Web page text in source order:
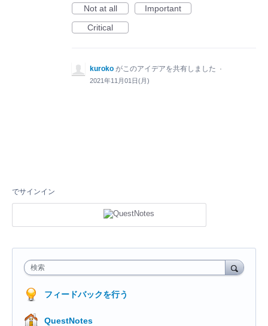
Not at all
Important
Critical
kuroko がこのアイデアを共有しました ·
2021年11月01日(月)
でサインイン
検索
フィードバックを行う
QuestNotes